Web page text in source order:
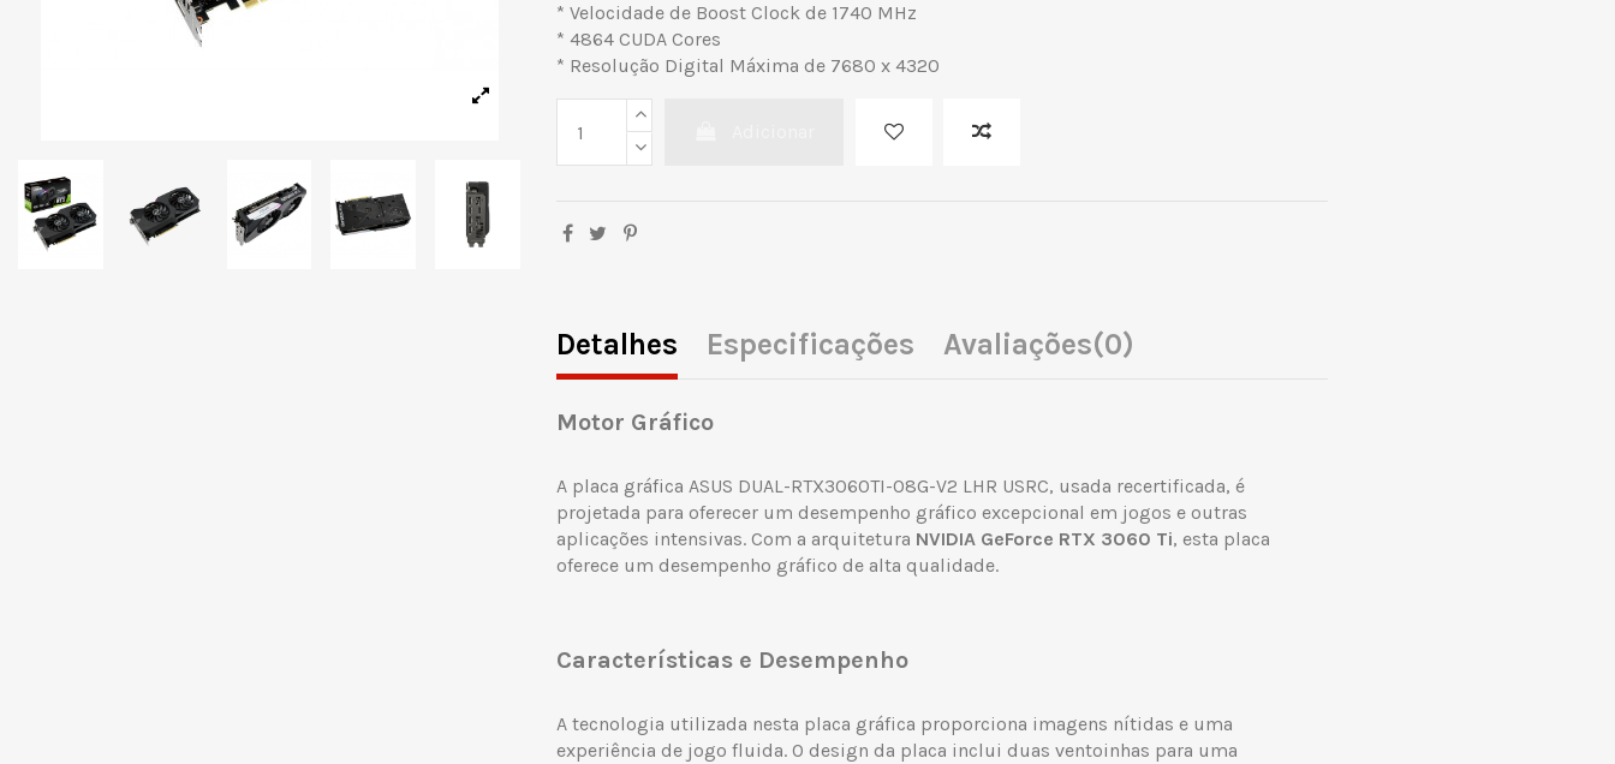
* Velocidade de Boost Clock de 1740 MHz
* 4864 CUDA Cores
* Resolução Digital Máxima de 7680 x 4320
Detalhes Especificações Avaliações(0)
Motor Gráfico
A placa gráfica ASUS DUAL-RTX3060TI-O8G-V2 LHR USRC, usada recertificada, é
projetada para oferecer um desempenho gráfico excepcional em jogos e outras
aplicações intensivas. Com a arquitetura NVIDIA GeForce RTX 3060 Ti, esta placa
oferece um desempenho gráfico de alta qualidade.
Características e Desempenho
A tecnologia utilizada nesta placa gráfica proporciona imagens nítidas e uma
experiência de jogo fluida. O design da placa inclui duas ventoinhas para uma